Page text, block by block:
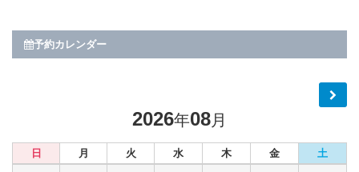
予約カレンダー
2026年08月
日 月 火 水 木 金 土